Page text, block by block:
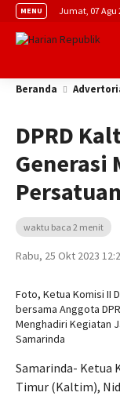
MENU Jumat, 07 Agu
Beranda
DPRD
Generasi
waktu baca 2 menit
Rabu, 25 Okt 2023
Foto, Ketua Komisi II
bersama Anggota
Menghadiri Kegiatan
Samarinda
Samarinda- Ketua
Timur (Kaltim),